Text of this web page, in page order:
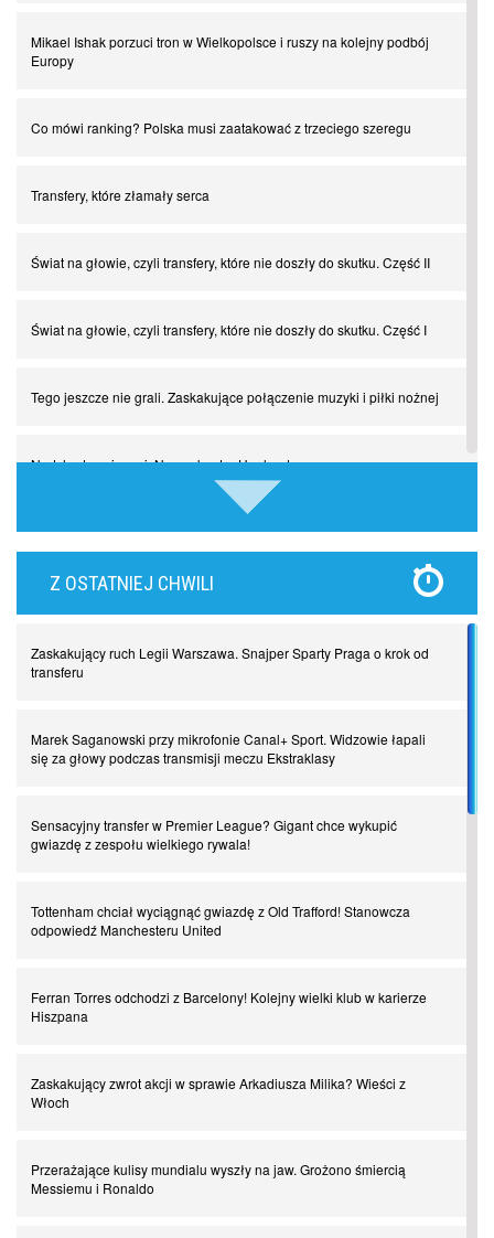
Mikael Ishak porzuci tron w Wielkopolsce i ruszy na kolejny podbój
Europy
Co mówi ranking? Polska musi zaatakować z trzeciego szeregu
Transfery, które złamały serca
Świat na głowie, czyli transfery, które nie doszły do skutku. Część II
Świat na głowie, czyli transfery, które nie doszły do skutku. Część I
Tego jeszcze nie grali. Zaskakujące połączenie muzyki i piłki nożnej
Nadchodzą giganci. Nunez kontra Haaland
Lewandowski kontra Bayern. Czy wilk będzie syty, a owca cała?
Piłkarz z numerem 47. Phil Foden i inne przypadki
Spadkowicze z Serie A. Komu powiemy ciao?
Powrót do Ekstraklasy. Kolejny sen Miedzi Legnica
Chłopak z pizzerii. Kim był zmarły Mino Raiola?
drużynę?
Z OSTATNIEJ CHWILI
Zaskakujący ruch Legii Warszawa. Snajper Sparty Praga o krok od
transferu
Marek Saganowski przy mikrofonie Canal+ Sport. Widzowie łapali
się za głowy podczas transmisji meczu Ekstraklasy
Sensacyjny transfer w Premier League? Gigant chce wykupić
gwiazdę z zespołu wielkiego rywala!
Tottenham chciał wyciągnąć gwiazdę z Old Trafford! Stanowcza
odpowiedź Manchesteru United
Ferran Torres odchodzi z Barcelony! Kolejny wielki klub w karierze
Hiszpana
Zaskakujący zwrot akcji w sprawie Arkadiusza Milika? Wieści z
Włoch
Przerażające kulisy mundialu wyszły na jaw. Grożono śmiercią
Messiemu i Ronaldo